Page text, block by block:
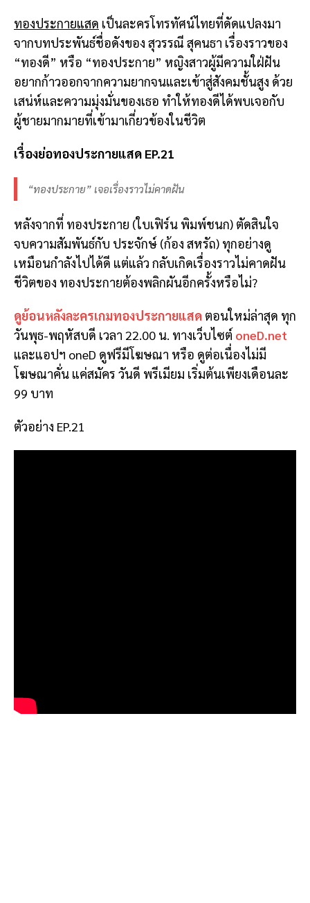
ทองประกายแสด เป็นละครโทรทัศน์ไทยที่ดัดแปลงมา
จากบทประพันธ์ชื่อดังของ สุวรรณี สุคนธา เรื่องราวของ
“ทองดี” หรือ “ทองประกาย” หญิงสาวผู้มีความใฝ่ฝัน
อยากก้าวออกจากความยากจนและเข้าสู่สังคมชั้นสูง ด้วย
เสน่ห์และความมุ่งมั่นของเธอ ทำให้ทองดีได้พบเจอกับ
ผู้ชายมากมายที่เข้ามาเกี่ยวข้องในชีวิต
เรื่องย่อทองประกายแสด EP.21
“ทองประกาย” เจอเรื่องราวไม่คาดฝัน
หลังจากที่ ทองประกาย (ใบเฟิร์น พิมพ์ชนก) ตัดสินใจ
จบความสัมพันธ์กับ ประจักษ์ (ก้อง สหรัถ) ทุกอย่างดู
เหมือนกำลังไปได้ดี แต่แล้ว กลับเกิดเรื่องราวไม่คาดฝัน
ชีวิตของ ทองประกายต้องพลิกผันอีกครั้งหรือไม่?
ดูย้อนหลังละครเกมทองประกายแสด ตอนใหม่ล่าสุด ทุก
วันพุธ-พฤหัสบดี เวลา 22.00 น. ทางเว็บไซต์ oneD.net
และแอปฯ oneD ดูฟรีมีโฆษณา หรือ ดูต่อเนื่องไม่มี
โฆษณาคั่น แค่สมัคร วันดี พรีเมียม เริ่มต้นเพียงเดือนละ
99 บาท
ตัวอย่าง EP.21